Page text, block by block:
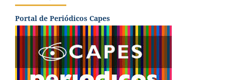
Portal de Periódicos Capes